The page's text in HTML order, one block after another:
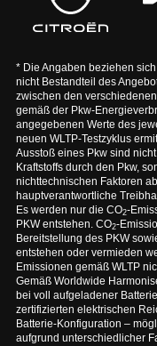
* Die Angaben beziehen
nicht Bestandteil des
zwischen den
gemäß der Pkw-
angegebenen Werte des
neuen WLTP-Testzyklus
Ausstoß eines Pkw sind
Kraftstoffs durch den Pkw,
nichttechnischen Faktoren
hauptverantwortliche
Es werden nur die CO2-
PKW entstehen. CO2-
Bereitstellung des PKW
entstehen oder vermieden
Emissionen gemäß WLTP
Gemäß Worldwide
bei voll aufgeladener
zertifizierten elektrischen
Batterie-Konfiguration –
aufgrund unterschiedlicher